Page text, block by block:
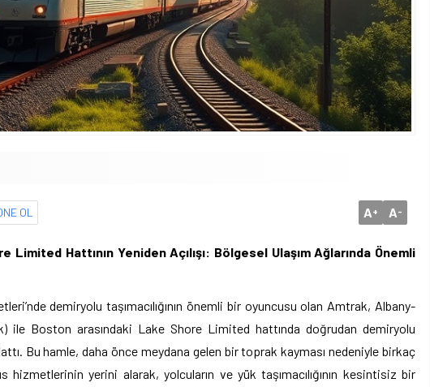
OL A+ A-
Limited Hattının Yeniden Açılışı: Bölgesel Ulaşım Ağlarında Önemli
demiryolu taşımacılığının önemli bir oyuncusu olan Amtrak, Albany-
ile Boston arasındaki Lake Shore Limited hattında doğrudan demiryolu
Bu hamle, daha önce meydana gelen bir toprak kayması nedeniyle birkaç
hizmetlerinin yerini alarak, yolcuların ve yük taşımacılığının kesintisiz bir